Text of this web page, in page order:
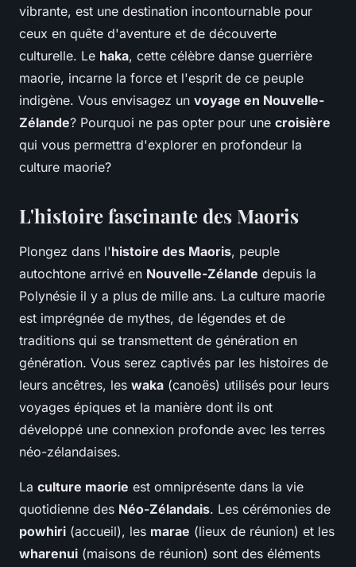
vibrante, est une destination incontournable pour
ceux en quête d'aventure et de découverte
culturelle. Le haka, cette célèbre danse guerrière
maorie, incarne la force et l'esprit de ce peuple
indigène. Vous envisagez un voyage en Nouvelle-
Zélande? Pourquoi ne pas opter pour une croisière
qui vous permettra d'explorer en profondeur la
culture maorie?
L'histoire fascinante des Maoris
Plongez dans l'histoire des Maoris, peuple
autochtone arrivé en Nouvelle-Zélande depuis la
Polynésie il y a plus de mille ans. La culture maorie
est imprégnée de mythes, de légendes et de
traditions qui se transmettent de génération en
génération. Vous serez captivés par les histoires de
leurs ancêtres, les waka (canoës) utilisés pour leurs
voyages épiques et la manière dont ils ont
développé une connexion profonde avec les terres
néo-zélandaises.
La culture maorie est omniprésente dans la vie
quotidienne des Néo-Zélandais. Les cérémonies de
powhiri (accueil), les marae (lieux de réunion) et les
wharenui (maisons de réunion) sont des éléments